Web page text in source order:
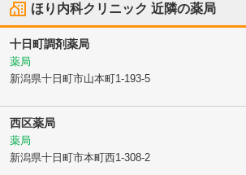
ほり内科クリニック 近隣の薬局
十日町調剤薬局
薬局
新潟県十日町市山本町1-193-5
西区薬局
薬局
新潟県十日町市本町西1-308-2